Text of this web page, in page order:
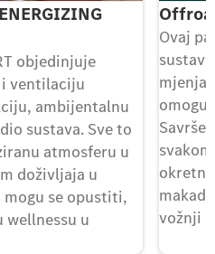
objedinjuje
ventilaciju
ambijentalnu
sustava. Sve to
atmosferu u
doživljaja u
mogu se opustiti,
u
Ovaj
sustav
vožnji